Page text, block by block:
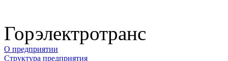
Горэлектротранс
О предприятии
Структура предприятия